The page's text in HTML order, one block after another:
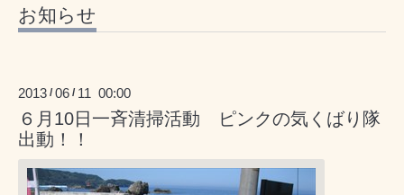
お知らせ
2013 /06 / 11 00:00
６月10日一斉清掃活動 ピンクの気くばり隊
出動！！